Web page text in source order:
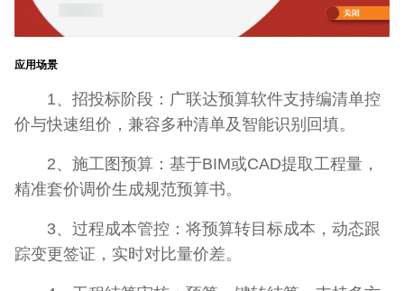
应用场景
1、招投标阶段：广联达预算软件支持编清单控
价与快速组价，兼容多种清单及智能识别回填。
2、施工图预算：基于BIM或CAD提取工程量，
精准套价调价生成规范预算书。
3、过程成本管控：将预算转目标成本，动态跟
踪变更签证，实时对比量价差。